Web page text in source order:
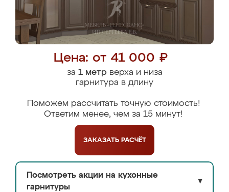
Цена: от 41 000 ₽
за 1 метрверха и низа
гарнитура в длину
Поможем рассчитать точную стоимость!
Ответим менее, чем за 15 минут!
ЗАКАЗАТЬ РАСЧЁТ
Посмотреть акции на кухонные
гарнитуры
▼